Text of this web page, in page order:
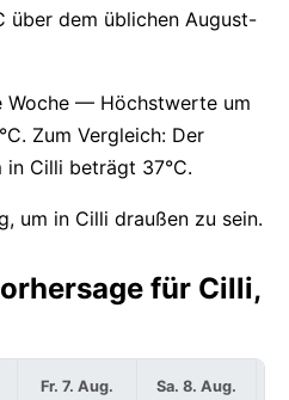
über dem üblichen August-
Woche — Höchstwerte um
Zum Vergleich: Der
in Cilli beträgt 37°C.
um in Cilli draußen zu sein.
für Cilli,
Fr. 7. Aug. Sa. 8. Aug.